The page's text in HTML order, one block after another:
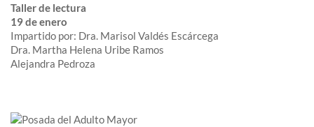
Taller de lectura
19 de enero
Impartido por: Dra. Marisol Valdés Escárcega
Dra. Martha Helena Uribe Ramos
Alejandra Pedroza